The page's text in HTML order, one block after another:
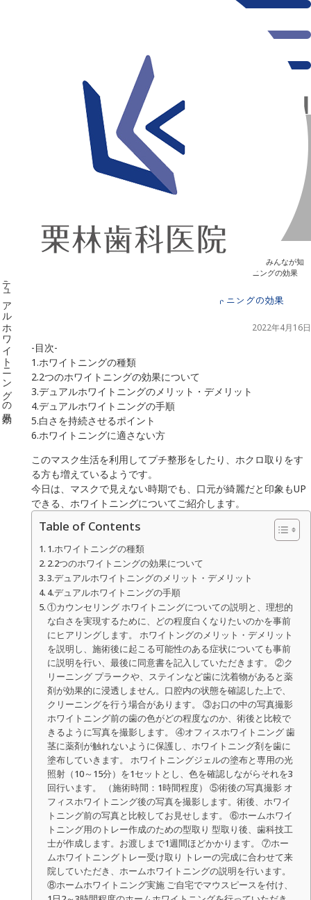
千葉県の新浦安にある歯医者｜短期間で歯が白くなる！デュアルホワイトニングの効果 短期間で歯が白くなる！デュアルホワイトニングの効果
みんなが知
短期間で歯が白くなる！デュアルホワイトニングの効果
短期間で歯が白くなる！デュアルホワイトニングの効果
2022年4月16日
-目次-
1.ホワイトニングの種類
2.2つのホワイトニングの効果について
3.デュアルホワイトニングのメリット・デメリット
4.デュアルホワイトニングの手順
5.白さを持続させるポイント
6.ホワイトニングに適さない方
このマスク生活を利用してプチ整形をしたり、ホクロ取りをす
る方も増えているようです。
今日は、マスクで見えない時期でも、口元が綺麗だと印象もUP
できる、ホワイトニングについてご紹介します。
Table of Contents
1.ホワイトニングの種類
2.2つのホワイトニングの効果について
3.デュアルホワイトニングのメリット・デメリット
4.デュアルホワイトニングの手順
①カウンセリング ホワイトニングについての説明と、理想的
な白さを実現するために、どの程度白くなりたいのかを事前
にヒアリングします。 ホワイトングのメリット・デメリット
を説明し、施術後に起こる可能性のある症状についても事前
に説明を行い、最後に同意書を記入していただきます。 ②ク
リーニング プラークや、ステインなど歯に沈着物があると薬
剤が効果的に浸透しません。口腔内の状態を確認した上で、
クリーニングを行う場合があります。 ③お口の中の写真撮影
ホワイトニング前の歯の色がどの程度なのか、術後と比較で
きるように写真を撮影します。 ④オフィスホワイトニング 歯
茎に薬剤が触れないように保護し、ホワイトニング剤を歯に
塗布していきます。 ホワイトニングジェルの塗布と専用の光
照射（10～15分）を1セットとし、色を確認しながらそれを3
回行います。 （施術時間：1時間程度） ⑤術後の写真撮影 オ
フィスホワイトニング後の写真を撮影します。術後、ホワイ
トニング前の写真と比較してお見せします。 ⑥ホームホワイ
トニング用のトレー作成のための型取り 型取り後、歯科技工
士が作成します。お渡しまで1週間ほどかかります。 ⑦ホー
ムホワイトニングトレー受け取り トレーの完成に合わせて来
院していただき、ホームホワイトニングの説明を行います。
⑧ホームホワイトニング実施 ご自宅でマウスピースを付け、